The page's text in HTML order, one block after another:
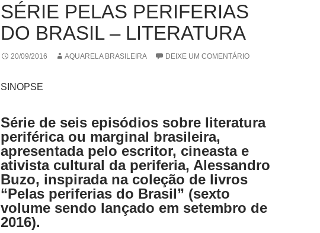
SÉRIE PELAS PERIFERIAS
DO BRASIL – LITERATURA
20/09/2016 AQUARELA BRASILEIRA DEIXE UM COMENTÁRIO
SINOPSE
Série de seis episódios sobre literatura
periférica ou marginal brasileira,
apresentada pelo escritor, cineasta e
ativista cultural da periferia, Alessandro
Buzo, inspirada na coleção de livros
“Pelas periferias do Brasil” (sexto
volume sendo lançado em setembro de
2016).